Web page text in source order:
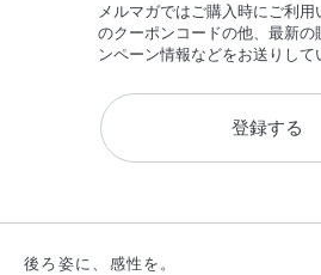
メルマガではご購入時にご利用
のクーポンコードの他、最新の
ンペーン情報などをお送りして
登録する
後ろ姿に、感性を。